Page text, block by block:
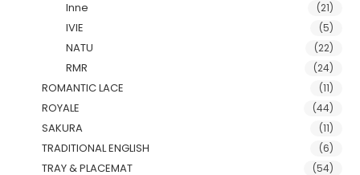
Inne (21)
IVIE (5)
NATU (22)
RMR (24)
ROMANTIC LACE (11)
ROYALE (44)
SAKURA (11)
TRADITIONAL ENGLISH (6)
TRAY & PLACEMAT (54)